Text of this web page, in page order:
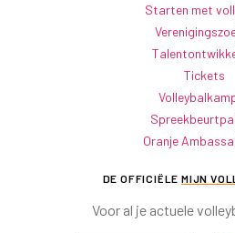
Starten met
Tickets
Oranje
DE OFFICIËLE MIJN
Voor al je actuele